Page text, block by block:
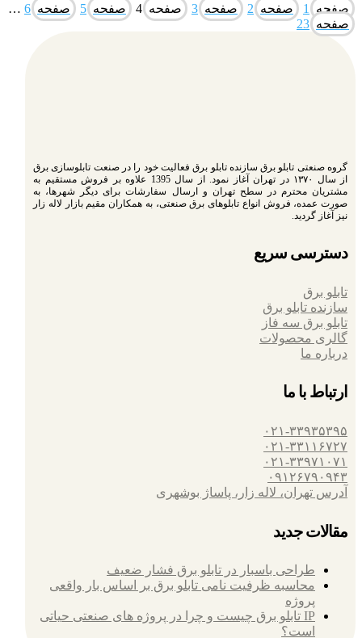
صفحه 1 صفحه 2 صفحه 3 صفحه 4 صفحه 5 صفحه 6
…
صفحه 23
گروه صنعتی تابلو برق سازنده تابلو برق فعالیت خود را در صنعت تابلوسازی برق
از سال ۱۳۷۰ در تهران آغاز نمود. از سال 1395 علاوه بر فروش مستقیم به
مشتریان محترم در سطح تهران و ارسال سفارشات برای دیگر شهرها، به
صورت عمده، فروش انواع تابلوهای برق صنعتی، به همکاران مقیم بازار لاله زار
نیز آغاز گردید.
دسترسی سریع
تابلو برق
سازنده تابلو برق
تابلو برق سه فاز
گالری محصولات
درباره ما
ارتباط با ما
۰۲۱-۳۳۹۳۵۳۹۵
۰۲۱-۳۳۱۱۶۷۲۷
۰۲۱-۳۳۹۷۱۰۷۱
۰۹۱۲۶۷۹۰۹۴۳
آدرس تهران، لاله زار، پاساژ بوشهری
مقالات جدید
طراحی باسبار در تابلو برق فشار ضعیف
محاسبه ظرفیت نامی تابلو برق بر اساس بار واقعی
پروژه
IP تابلو برق چیست و چرا در پروژه های صنعتی حیاتی
است؟